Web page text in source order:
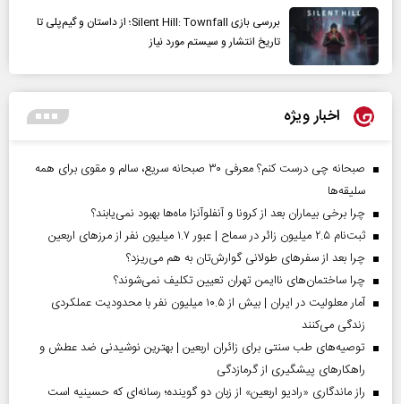
بررسی بازی Silent Hill: Townfall؛ از داستان و گیم‌پلی تا
تاریخ انتشار و سیستم مورد نیاز
اخبار ویژه
صبحانه چی درست کنم؟ معرفی ۳۰ صبحانه سریع، سالم و مقوی برای همه
سلیقه‌ها
چرا برخی بیماران بعد از کرونا و آنفلوآنزا ماه‌ها بهبود نمی‌یابند؟
ثبت‌نام ۲.۵ میلیون زائر در سماح | عبور ۱.۷ میلیون نفر از مرز‌های اربعین
چرا بعد از سفرهای طولانی گوارش‌تان به هم می‌ریزد؟
چرا ساختمان‌های ناایمن تهران تعیین تکلیف نمی‌شوند؟
آمار معلولیت در ایران | بیش از ۱۰.۵ میلیون نفر با محدودیت عملکردی
زندگی می‌کنند
توصیه‌های طب سنتی برای زائران اربعین | بهترین نوشیدنی ضد عطش و
راهکارهای پیشگیری از گرمازدگی
راز ماندگاری «رادیو اربعین» از زبان دو گوینده؛ رسانه‌ای که حسینیه است